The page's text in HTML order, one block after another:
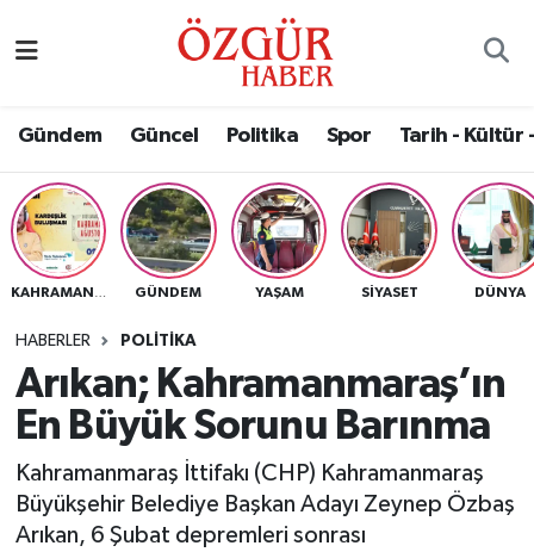
Gündem Güncel Politika Spor Tarih - Kültür
GÜNDEM YAŞAM SIYASET DÜNYA
HABERLER POLITIKA
Arıkan; Kahramanmaraş’ın
En Büyük Sorunu Barınma
Kahramanmaraş İttifakı (CHP) Kahramanmaraş
Büyükşehir Belediye Başkan Adayı Zeynep Özbaş
Arıkan, 6 Şubat depremleri sonrası
Eğitim
Ekonomi
Güncel
Gündem
Politika
Nöbetçi Eczaneler
Namaz Vakitleri
Trafik Durumu
Süper Lig Puan Durumu ve Fikstür
Tüm Manşetler
Son Dakika Haberleri
Haber Arşivi